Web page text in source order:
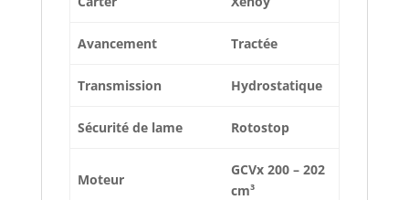
Avancement Tractée
Transmission Hydrostatique
Sécurité de lame Rotostop
Moteur
GCVx 200 – 202
cm³